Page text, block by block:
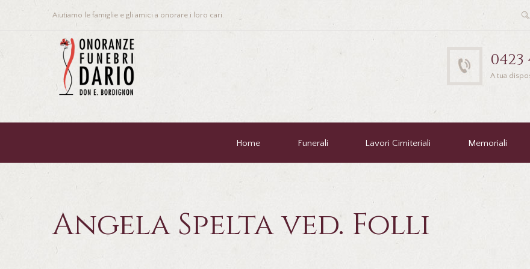
Aiutiamo le famiglie e gli amici a onorare i loro cari.
0423
A tua
Home Funerali Lavori Cimiteriali Memoriali
Angela Spelta ved. Folli